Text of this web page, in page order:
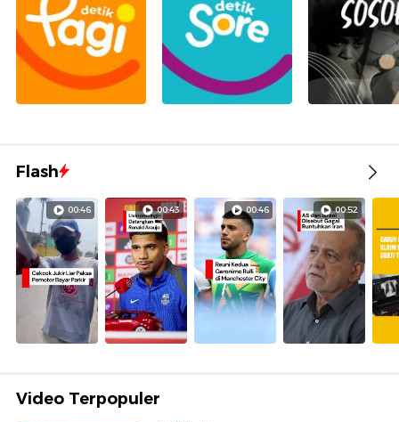
Flash
00:46 00:43 00:46 00:52
Video Terpopuler